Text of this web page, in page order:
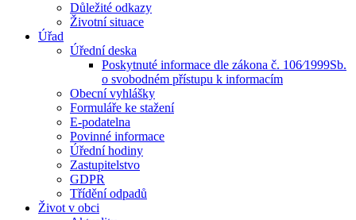
Důležité odkazy
Životní situace
Úřad
Úřední deska
Poskytnuté informace dle zákona č. 106⁄1999Sb.
o svobodném přístupu k informacím
Obecní vyhlášky
Formuláře ke stažení
E-podatelna
Povinné informace
Úřední hodiny
Zastupitelstvo
GDPR
Třídění odpadů
Život v obci